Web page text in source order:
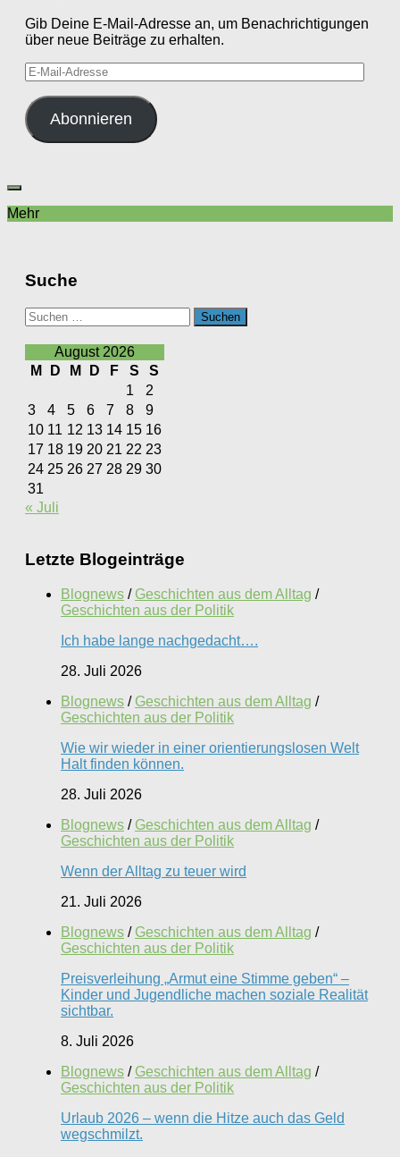
Gib Deine E-Mail-Adresse an, um Benachrichtigungen
über neue Beiträge zu erhalten.
E-
Mail-
Adresse
Abonnieren
Mehr
Suche
Suchen
nach:
August 2026
M
D M D F S
S
1
2
3
4 5 6 7 8
9
10 11 12 13 14 15 16
17 18 19 20 21 22 23
24 25 26 27 28 29 30
31
« Juli
Letzte Blogeinträge
Blognews / Geschichten aus dem Alltag /
Geschichten aus der Politik
Ich habe lange nachgedacht….
28. Juli 2026
Blognews / Geschichten aus dem Alltag /
Geschichten aus der Politik
Wie wir wieder in einer orientierungslosen Welt
Halt finden können.
28. Juli 2026
Blognews / Geschichten aus dem Alltag /
Geschichten aus der Politik
Wenn der Alltag zu teuer wird
21. Juli 2026
Blognews / Geschichten aus dem Alltag /
Geschichten aus der Politik
Preisverleihung „Armut eine Stimme geben“ –
Kinder und Jugendliche machen soziale Realität
sichtbar.
8. Juli 2026
Blognews / Geschichten aus dem Alltag /
Geschichten aus der Politik
Urlaub 2026 – wenn die Hitze auch das Geld
wegschmilzt.